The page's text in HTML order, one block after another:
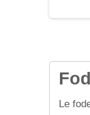
Le